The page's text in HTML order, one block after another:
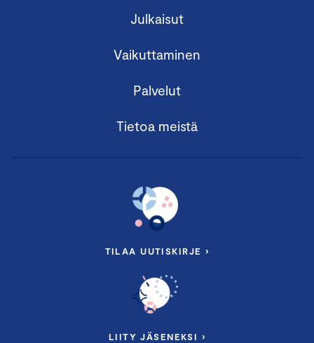
Julkaisut
Vaikuttaminen
Palvelut
Tietoa meistä
TILAA UUTISKIRJE ›
LIITY JÄSENEKSI ›